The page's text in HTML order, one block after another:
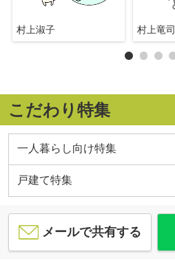
村上淑子 村上竜司
こだわり特集
一人暮らし向け特集
戸建て特集
メールで共有する